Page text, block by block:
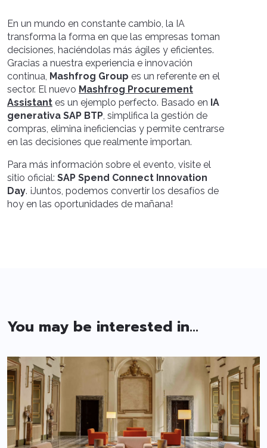
En un mundo en constante cambio, la IA
transforma la forma en que las empresas toman
decisiones, haciéndolas más ágiles y eficientes.
Gracias a nuestra experiencia e innovación
continua, Mashfrog Group es un referente en el
sector. El nuevo Mashfrog Procurement
Assistant es un ejemplo perfecto. Basado en IA
generativa SAP BTP, simplifica la gestión de
compras, elimina ineficiencias y permite centrarse
en las decisiones que realmente importan.
Para más información sobre el evento, visite el
sitio oficial: SAP Spend Connect Innovation
Day. ¡Juntos, podemos convertir los desafíos de
hoy en las oportunidades de mañana!
You may be interested in...